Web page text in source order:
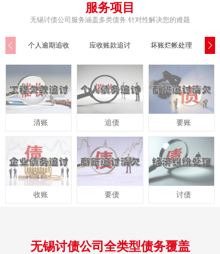
服务项目
无锡讨债公司服务涵盖多类债务 针对性解决您的难题
个人逾期追收 应收账款追讨 坏账烂帐处理
清账
收账
追债
要债
要账
讨债
无锡讨债公司全类型债务覆盖